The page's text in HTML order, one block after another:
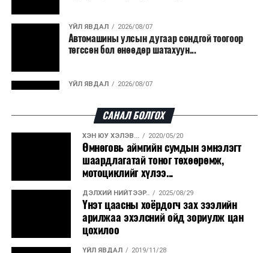
ҮЙЛ ЯВДАЛ 2026/08/07
Автомашины улсын дугаар сондгой тоогоор
төгссөн бол өнөөдөр шатахуун...
ҮЙЛ ЯВДАЛ 2026/08/07
ДЭЛХИЙ НИЙТЭЭР..
“Уралдронзавод” компанийн ерөнхий
захирлын автомашиныг дэлбэлжээ...
ҮЙЛ ЯВДАЛ 2026/08/06
Сүхбаатар боомтоор тав хоногт 10 мянга гаруй
тонн АИ-92 автобензин и...
САНАЛ БОЛГОХ
ХЭН ЮУ ХЭЛЭВ... 2020/05/20
Өмнөговь аймгийн сумдын эмнэлэгт
шаардлагатай тоног төхөөрөмж,
мотоциклийг хүлээ...
ДЭЛХИЙ НИЙТЭЭР.. 2025/08/29
Үнэт цаасны хоёрдогч зах зээлийн
арилжаа эхэлсний ойд зориулж цан
цохилоо
ҮЙЛ ЯВДАЛ 2019/11/28